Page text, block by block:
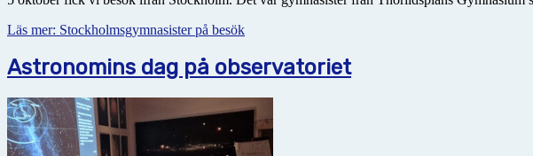
Läs mer: Stockholmsgymnasister på besök
Astronomins dag på observatoriet